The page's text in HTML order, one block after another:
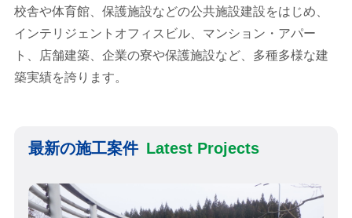
校舎や体育館、保護施設などの公共施設建設をはじめ、
インテリジェントオフィスビル、マンション・アパー
ト、
店舗建築、企業の寮や保護施設など、多種多様な建
築実績を誇ります。
最新の施工案件 Latest Projects